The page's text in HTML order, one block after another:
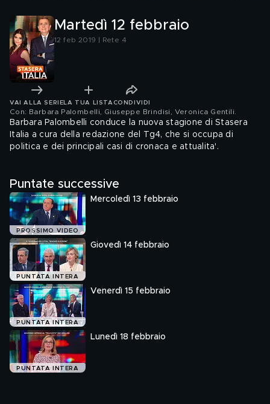
Martedì 12 febbraio
12 feb 2019 | Rete 4
VAI ALLA SERIE LA TUA LISTA CONDIVIDI
Con: Barbara Palombelli, Giuseppe Brindisi, Veronica Gentili
Barbara Palombelli conduce la nuova stagione di Stasera
Italia a cura della redazione del Tg4, che si occupa di
politica e dei principali casi di cronaca e attualita'.
Puntate successive
PROSSIMO VIDEO
Mercoledì 13 febbraio
PUNTATA INTERA
Giovedì 14 febbraio
PUNTATA INTERA
Venerdì 15 febbraio
PUNTATA INTERA
Lunedì 18 febbraio